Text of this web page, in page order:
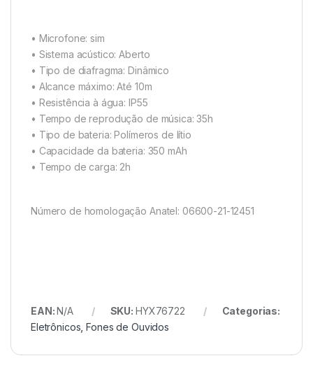
• Microfone: sim
• Sistema acústico: Aberto
• Tipo de diafragma: Dinâmico
• Alcance máximo: Até 10m
• Resistência à água: IP55
• Tempo de reprodução de música: 35h
• Tipo de bateria: Polímeros de lítio
• Capacidade da bateria: 350 mAh
• Tempo de carga: 2h
Número de homologação Anatel: 06600-21-12451
EAN:N/A SKU: HYX76722
Categorias:
Eletrônicos ,Fones de Ouvidos